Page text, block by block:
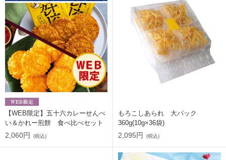
【WEB限定】五十六カレーせんべ
い＆かれー煎餅 食べ比べセット
2,060円 (税込)
もろこしあられ 大パック
360g(10g×36袋)
2,095円 (税込)